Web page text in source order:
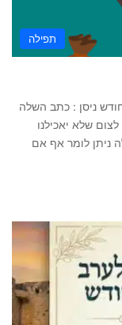
תפילה
ניסן : כתב השלה
שלא יאכילנו
ניתן לומר אף אם